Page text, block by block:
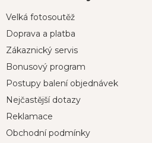
Velká fotosoutěž
Doprava a platba
Zákaznický servis
Bonusový program
Postupy balení objednávek
Nejčastější dotazy
Reklamace
Obchodní podmínky